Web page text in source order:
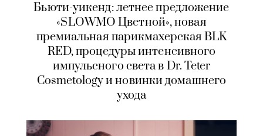
Бьюти-уикенд: летнее предложение
«SLOWMO Цветной», новая
премиальная парикмахерская BLK
RED, процедуры интенсивного
импульсного света в Dr. Teter
Cosmetology и новинки домашнего
ухода